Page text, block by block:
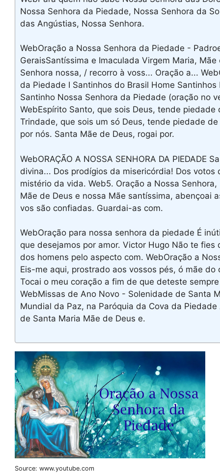
Nossa Senhora da Piedade, Nossa Senhora da
das Angústias, Nossa Senhora.
WebOração a Nossa Senhora da Piedade -
GeraisSantíssima e Imaculada Virgem Maria,
Senhora nossa, / recorro à voss... Oração a...
da Piedade I Santinhos do Brasil Home Santinhos
Santinho Nossa Senhora da Piedade (oração no
WebEspírito Santo, que sois Deus, tende piedade
Trindade, que sois um só Deus, tende piedade
por nós. Santa Mãe de Deus, rogai por.
WebORAÇÃO A NOSSA SENHORA DA PIEDADE
divina... Dos prodígios da misericórdia! Dos votos
mistério da vida. Web5. Oração a Nossa
Mãe de Deus e nossa Mãe santíssima, abençoai
vos são confiadas. Guardai-as com.
WebOração para nossa senhora da piedade É
que desejamos por amor. Victor Hugo Não te
dos homens pelo aspecto com. WebOração a
Eis-me aqui, prostrado aos vossos pés, ó mãe do
Tocai o meu coração a fim de que deteste
WebMissas de Ano Novo - Solenidade de Santa
Mundial da Paz, na Paróquia da Cova da
de Santa Maria Mãe de Deus e.
Source: www.youtube.com